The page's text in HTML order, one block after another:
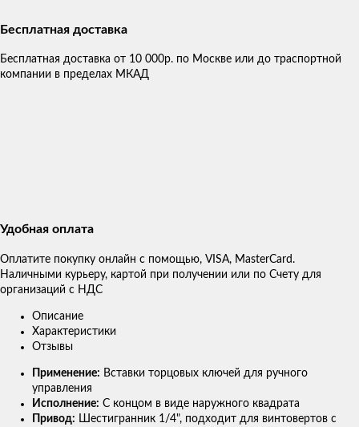
Бесплатная доставка
Бесплатная доставка от 10 000р. по Москве или до траспортной
компании в пределах МКАД
Удобная оплата
Оплатите покупку онлайн с помощью, VISA, MasterCard.
Наличными курьеру, картой при получении или по Счету для
организаций с НДС
Описание
Характеристики
Отзывы
Применение: Вставки торцовых ключей для ручного
управления
Исполнение: С концом в виде наружного квадрата
Привод: Шестигранник 1/4", подходит для винтовертов с